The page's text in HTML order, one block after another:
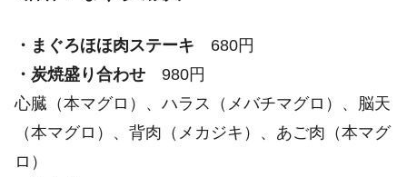
・まぐろほほ肉ステーキ 680円
・炭焼盛り合わせ 980円
心臓（本マグロ）、ハラス（メバチマグロ）、脳天
（本マグロ）、背肉（メカジキ）、あご肉（本マグ
ロ）